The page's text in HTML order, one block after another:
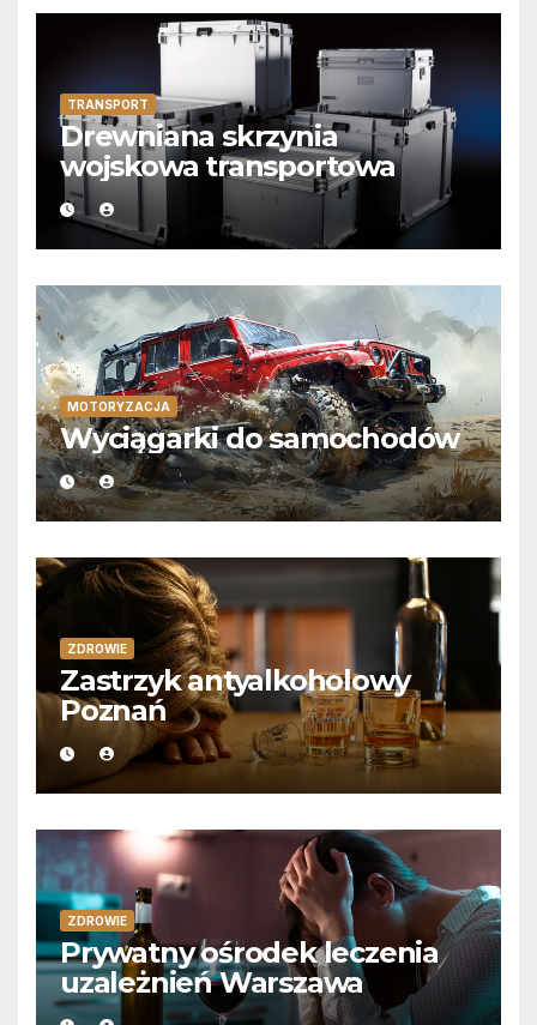
TRANSPORT
Drewniana skrzynia
wojskowa transportowa
MOTORYZACJA
Wyciągarki do samochodów
ZDROWIE
Zastrzyk antyalkoholowy
Poznań
ZDROWIE
Prywatny ośrodek leczenia
uzależnień Warszawa